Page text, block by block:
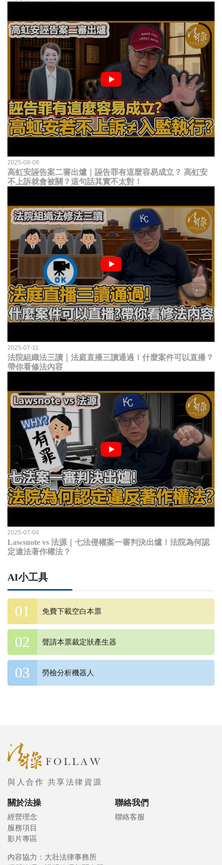
2025-08-08
高虹安誣告案二審出爐｜誣告罪有這麼容易成立？ 高虹安
不上訴就會被關？這句話其實不太對！
2025-07-11
法院組織法三讀｜法庭直播三讀通過！什麼案件可以直播？
帶你看修法內容
2025-07-04
Lawsnote vs 法源｜七法侵權案一審判決出爐！法院為何認
定違法著作權法？
AI小工具
免費下載空白本票
聲請本票裁定狀產生器
勞檢分析機器人
與人合作 共享法律資源
關於法操
經營理念
服務項目
影片專區
聯絡我們
聯絡客服
內容協力：大壯法律事務所